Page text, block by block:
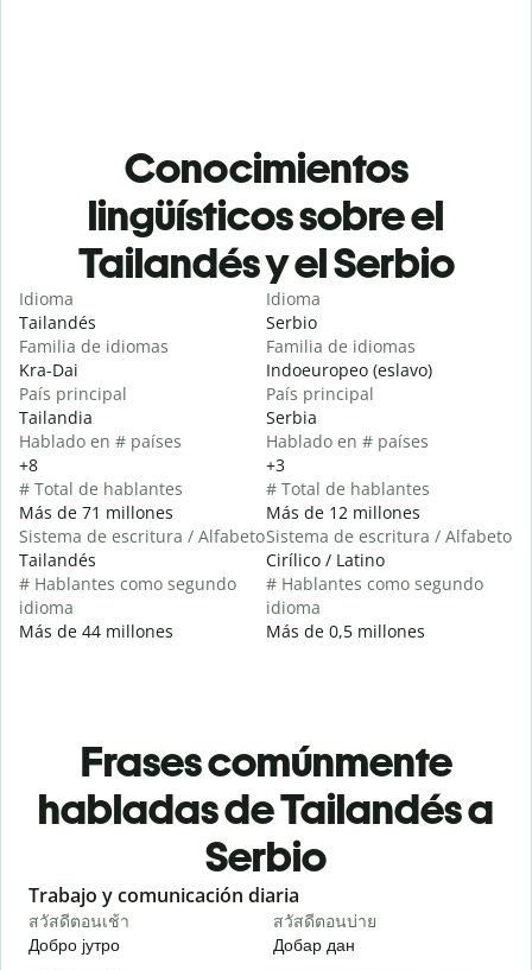
Conocimientos
lingüísticos sobre el
Tailandés y el Serbio
Idioma
Tailandés
Familia de idiomas
Kra-Dai
País principal
Tailandia
Hablado en # países
+8
# Total de hablantes
Más de 71 millones
Sistema de escritura / Alfabeto
Tailandés
# Hablantes como segundo
idioma
Más de 44 millones
Idioma
Serbio
Familia de idiomas
Indoeuropeo (eslavo)
País principal
Serbia
Hablado en # países
+3
# Total de hablantes
Más de 12 millones
Sistema de escritura / Alfabeto
Cirílico / Latino
# Hablantes como segundo
idioma
Más de 0,5 millones
Frases comúnmente
habladas de Tailandés a
Serbio
Slide 1 of 6
Trabajo y comunicación diaria
สวัสดีตอนเช้า
Добро јутро
สวัสดีตอนบ่าย
Добар дан